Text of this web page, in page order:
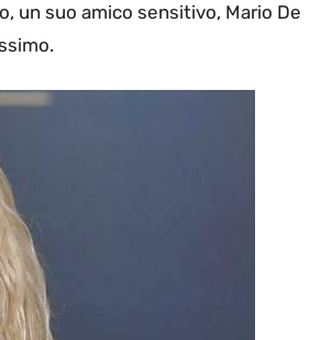
un suo amico sensitivo, Mario De